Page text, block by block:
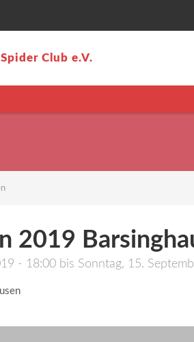
Club e.V.
2019
- 18:00 bis Sonntag, 15.